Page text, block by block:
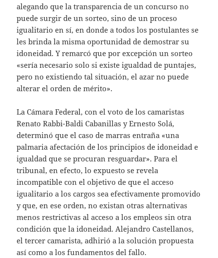
alegando que la transparencia de un concurso no
puede surgir de un sorteo, sino de un proceso
igualitario en sí, en donde a todos los postulantes se
les brinda la misma oportunidad de demostrar su
idoneidad. Y remarcó que por excepción un sorteo
«sería necesario solo si existe igualdad de puntajes,
pero no existiendo tal situación, el azar no puede
alterar el orden de mérito».
La Cámara Federal, con el voto de los camaristas
Renato Rabbi-Baldi Cabanillas y Ernesto Solá,
determinó que el caso de marras entraña «una
palmaria afectación de los principios de idoneidad e
igualdad que se procuran resguardar». Para el
tribunal, en efecto, lo expuesto se revela
incompatible con el objetivo de que el acceso
igualitario a los cargos sea efectivamente promovido
y que, en ese orden, no existan otras alternativas
menos restrictivas al acceso a los empleos sin otra
condición que la idoneidad. Alejandro Castellanos,
el tercer camarista, adhirió a la solución propuesta
así como a los fundamentos del fallo.